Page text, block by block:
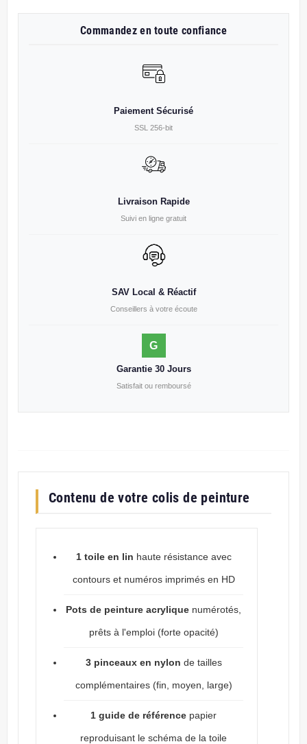
Commandez en toute confiance
Paiement Sécurisé
SSL 256-bit
Livraison Rapide
Suivi en ligne gratuit
SAV Local & Réactif
Conseillers à votre écoute
G
Garantie 30 Jours
Satisfait ou remboursé
Contenu de votre colis de peinture
1 toile en lin haute résistance avec
contours et numéros imprimés en HD
Pots de peinture acrylique numérotés,
prêts à l'emploi (forte opacité)
3 pinceaux en nylon de tailles
complémentaires (fin, moyen, large)
1 guide de référence papier
reproduisant le schéma de la toile